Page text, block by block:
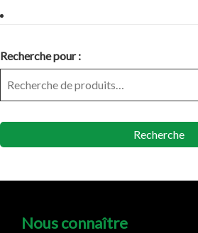
Recherche pour :
Recherche
Nous connaître